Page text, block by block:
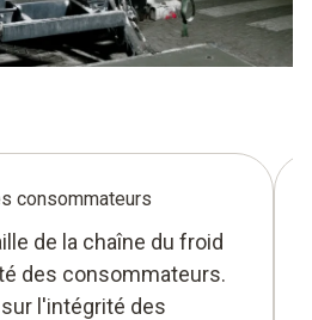
consommateurs
de la chaîne du froid
des consommateurs.
l'intégrité des